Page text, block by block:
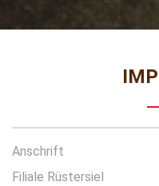
Anschrift
Filiale Rüstersiel